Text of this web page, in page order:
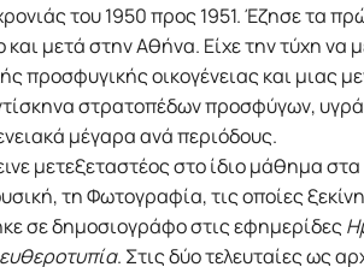
του 1950 προς 1951. Έζησε τα
και μετά στην Aθήνα. Eίχε την τύχη να
προσφυγικής οικογένειας και μιας
στρατοπέδων προσφύγων,
μέγαρα ανά περιόδους.
μετεξεταστέος στο ίδιο μάθημα στα
τη Φωτογραφία, τις οποίες
σε δημοσιογράφο στις εφημερίδες
. Στις δύο τελευταίες ως